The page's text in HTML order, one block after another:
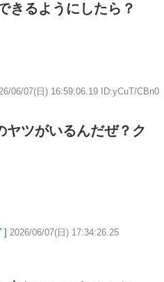
きるようにしたら？
06/07(日) 16:59:06.19 ID:yCuT/CBn0
ヤツがいるんだぜ？ク
] 2026/06/07(日) 17:34:26.25